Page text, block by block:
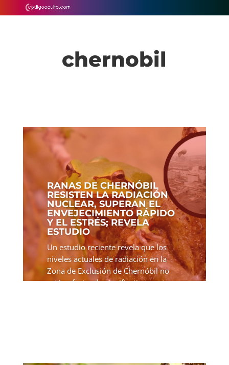
chernobil
RANAS DE CHERNÓBIL
RESISTEN LA RADIACIÓN
NUCLEAR, SUPERAN EL
ENVEJECIMIENTO RÁPIDO
Y EL ESTRÉS; REVELA
ESTUDIO
Un estudio reciente revela que los
niveles actuales de radiación en la
Zona de Exclusión de Chernóbil no
están afectando significativamente a